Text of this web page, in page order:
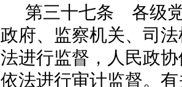
第三十七条 各级
政府、监察机关、司
法进行监督，人民政
依法进行审计监督。